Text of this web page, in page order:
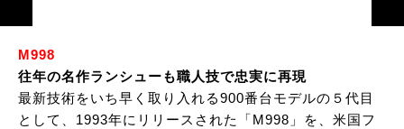
M998
往年の名作ランシューも職人技で忠実に再現
最新技術をいち早く取り入れる900番台モデルの５代目
として、1993年にリリースされた「M998」を、米国フ